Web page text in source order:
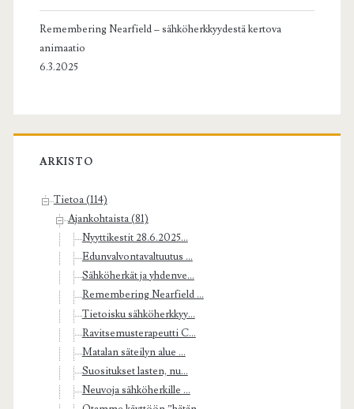
Remembering Nearfield – sähköherkkyydestä kertova
animaatio
6.3.2025
ARKISTO
Tietoa (114)
Ajankohtaista (81)
Nyyttikestit 28.6.2025...
Edunvalvontavaltuutus ...
Sähköherkät ja yhdenve...
Remembering Nearfield ...
Tietoisku sähköherkkyy...
Ravitsemusterapeutti C...
Matalan säteilyn alue ...
Suositukset lasten, nu...
Neuvoja sähköherkille ...